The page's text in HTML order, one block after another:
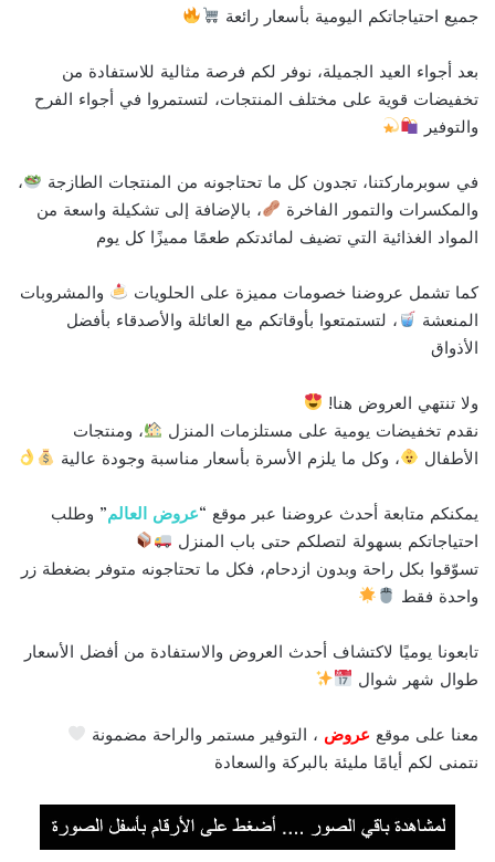
جميع احتياجاتكم اليومية بأسعار رائعة
بعد أجواء العيد الجميلة، نوفر لكم فرصة مثالية للاستفادة من
تخفيضات قوية على مختلف المنتجات، لتستمروا في أجواء الفرح
والتوفير
في سوبرماركتنا، تجدون كل ما تحتاجونه من المنتجات الطازجة
،
والمكسرات والتمور الفاخرة
، بالإضافة إلى تشكيلة واسعة من
المواد الغذائية التي تضيف لمائدتكم طعمًا مميزًا كل يوم
كما تشمل عروضنا خصومات مميزة على الحلويات
والمشروبات
المنعشة
، لتستمتعوا بأوقاتكم مع العائلة والأصدقاء بأفضل
الأذواق
ولا تنتهي العروض هنا!
نقدم تخفيضات يومية على مستلزمات المنزل
، ومنتجات
الأطفال
، وكل ما يلزم الأسرة بأسعار مناسبة وجودة عالية
يمكنكم متابعة أحدث عروضنا عبر موقع “عروض العالم” وطلب
احتياجاتكم بسهولة لتصلكم حتى باب المنزل
تسوّقوا بكل راحة وبدون ازدحام، فكل ما تحتاجونه متوفر بضغطة زر
واحدة فقط
تابعونا يوميًا لاكتشاف أحدث العروض والاستفادة من أفضل الأسعار
طوال شهر شوال
معنا على موقع عروض ، التوفير مستمر والراحة مضمونة
نتمنى لكم أيامًا مليئة بالبركة والسعادة